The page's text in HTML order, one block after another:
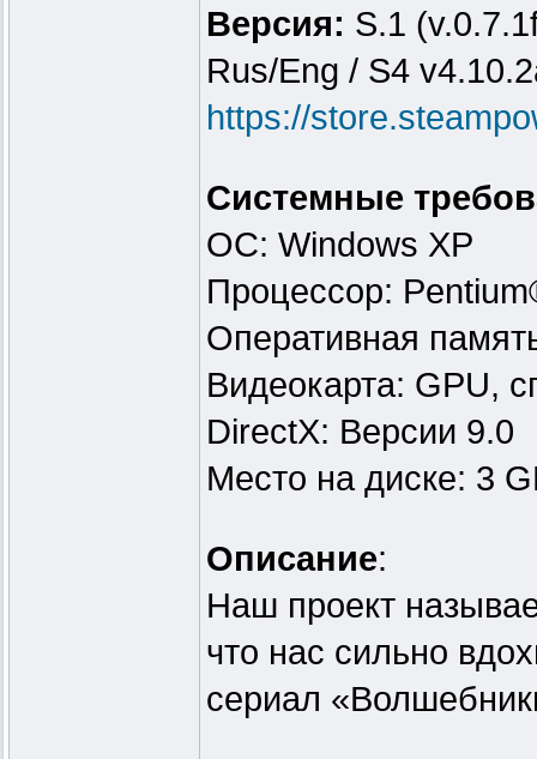
Версия: S.1
Rus/Eng / S4
https://
Системные
ОС: Windows XP
Процессор:
Оперативная
Видеокарта: GPU,
DirectX: Версии 9.0
Место на диске: 3
Описание:
Наш проект
что нас сильно
сериал